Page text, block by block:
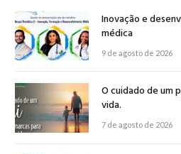
Inovação e
médica
9 de agosto de 2026
O cuidado de um
vida.
7 de agosto de 2026